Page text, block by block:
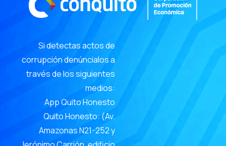
Si detectas actos de
corrupción denúncialos a
través de los siguientes
medios:
App Quito Honesto
Quito Honesto: (Av.
Amazonas N21-252 y